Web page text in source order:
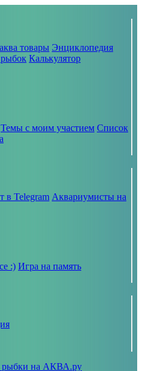
товары Энциклопедия
рыбок Калькулятор
Темы с моим участием Список
в Telegram Аквариумисты на
:) Игра на память